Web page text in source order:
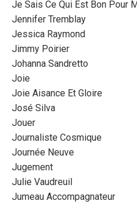
Je Sais Ce Qui Est Bon Pour
Jennifer Tremblay
Jessica Raymond
Jimmy Poirier
Johanna Sandretto
Joie
Joie Aisance Et Gloire
José Silva
Jouer
Journaliste Cosmique
Journée Neuve
Jugement
Julie Vaudreuil
Jumeau Accompagnateur